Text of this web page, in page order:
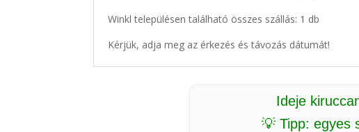
Winkl településen található összes szállás: 1 db
Kérjük, adja meg az érkezés és távozás dátumát!
Ideje
💡 Tipp: egyes